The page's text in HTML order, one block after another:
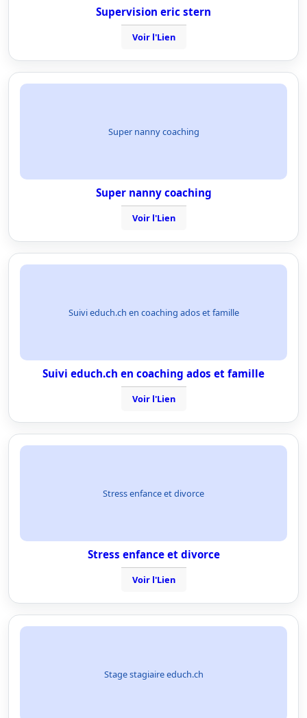
Supervision eric stern
Voir l'Lien
Super nanny coaching
Super nanny coaching
Voir l'Lien
Suivi educh.ch en coaching ados et famille
Suivi educh.ch en coaching ados et famille
Voir l'Lien
Stress enfance et divorce
Stress enfance et divorce
Voir l'Lien
Stage stagiaire educh.ch